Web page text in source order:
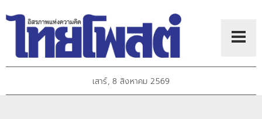
เสาร์, 8 สิงหาคม 2569